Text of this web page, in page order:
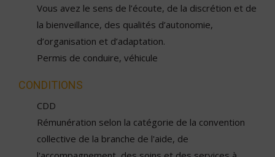
Vous avez le sens de l’écoute, de la discrétion et de
la bienveillance, des qualités d’autonomie,
d’organisation et d’adaptation.
Permis de conduire, véhicule
CONDITIONS
CDD
Rémunération selon la catégorie de la convention
collective de la branche de l'aide, de